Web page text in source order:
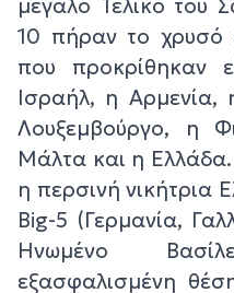
μεγάλο Τελικό του
10 πήραν το χρυσό
που προκρίθηκαν
Ισραήλ, η Αρμενία,
Λουξεμβούργο, η
Μάλτα και η Ελλάδα.
η περσινή νικήτρια
Big-5 (Γερμανία,
Ηνωμένο
εξασφαλισμένη